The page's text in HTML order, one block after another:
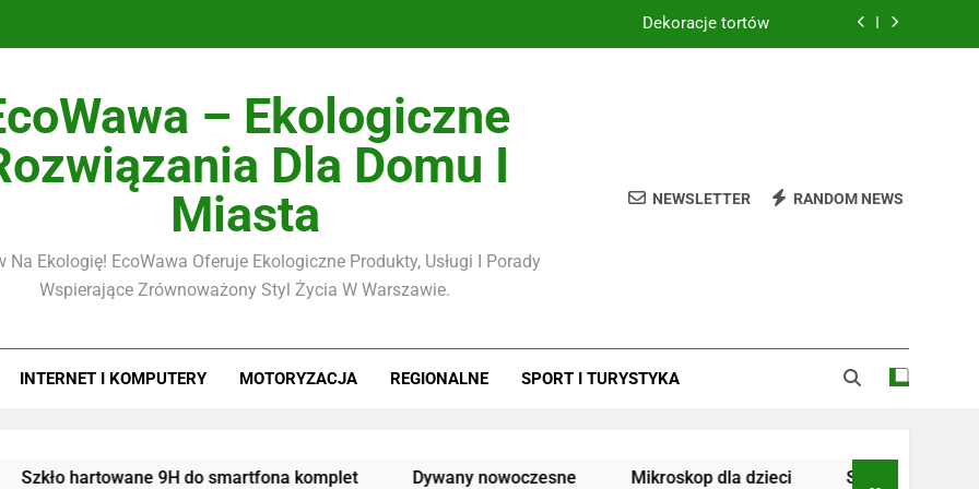
Dekoracje tortów
Szkło hartowane 9H do smartfona komplet
– Ekologiczne
Dla Domu I
Miasta
Na Ekologię! EcoWawa Oferuje Ekologiczne Produkty, Usługi I Porady
Wspierające Zrównoważony Styl Życia W Warszawie.
NEWSLETTER RANDOM NEWS
INTERNET I KOMPUTERY MOTORYZACJA REGIONALNE SPORT I TURYSTYKA
9H do smartfona komplet Dywany nowoczesne Mikroskop dla dzieci Serwis komputerowy